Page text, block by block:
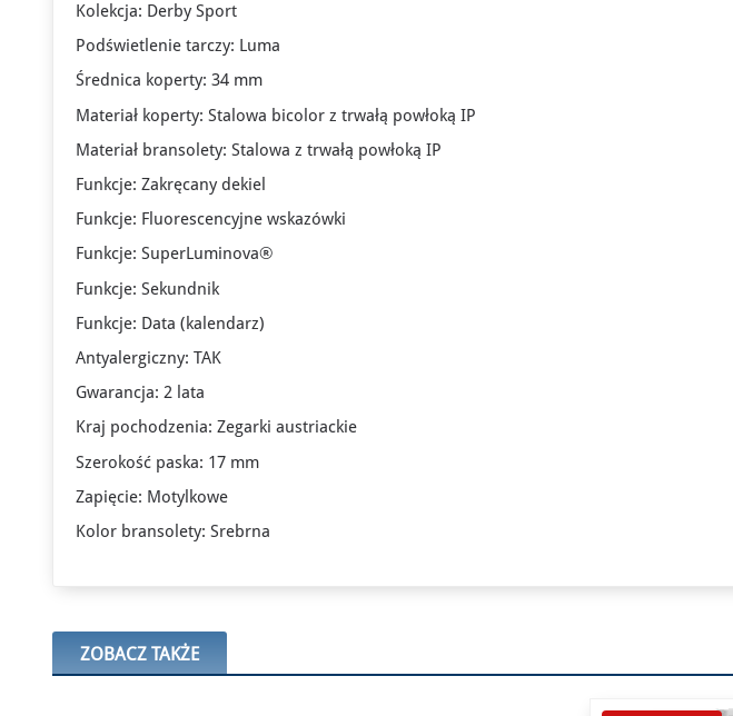
Kolekcja: Derby Sport
Podświetlenie tarczy: Luma
Średnica koperty: 34 mm
Materiał koperty: Stalowa bicolor z trwałą powłoką IP
Materiał bransolety: Stalowa z trwałą powłoką IP
Funkcje: Zakręcany dekiel
Funkcje: Fluorescencyjne wskazówki
Funkcje: SuperLuminova®
Funkcje: Sekundnik
Funkcje: Data (kalendarz)
Antyalergiczny: TAK
Gwarancja: 2 lata
Kraj pochodzenia: Zegarki austriackie
Szerokość paska: 17 mm
Zapięcie: Motylkowe
Kolor bransolety: Srebrna
ZOBACZ TAKŻE